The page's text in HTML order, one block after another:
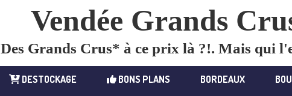
Vendée Grands
Des Grands Crus* à ce prix là ?!. Mais qui
DESTOCKAGE BONS PLANS BORDEAUX